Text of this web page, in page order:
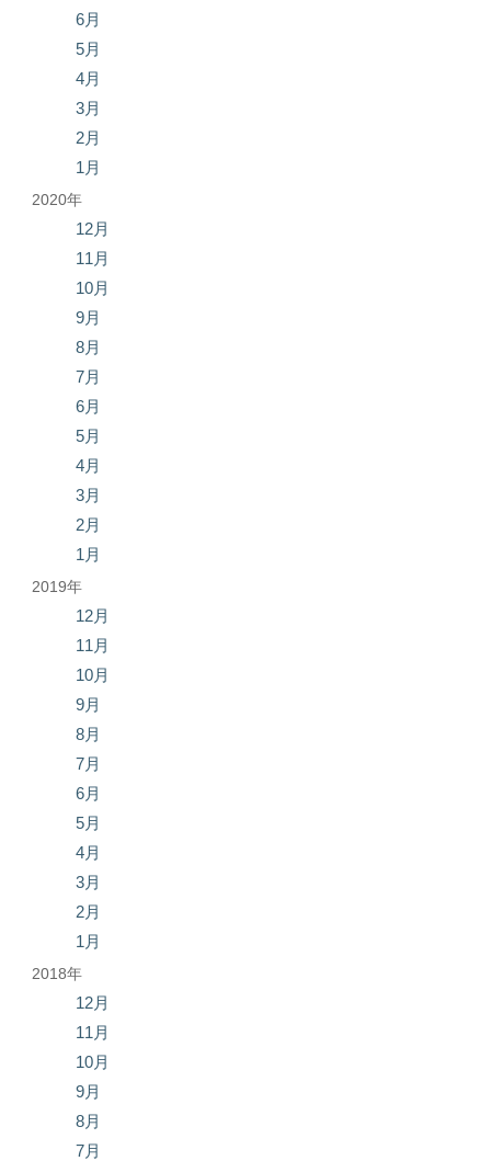
6月
5月
4月
3月
2月
1月
2020年
12月
11月
10月
9月
8月
7月
6月
5月
4月
3月
2月
1月
2019年
12月
11月
10月
9月
8月
7月
6月
5月
4月
3月
2月
1月
2018年
12月
11月
10月
9月
8月
7月